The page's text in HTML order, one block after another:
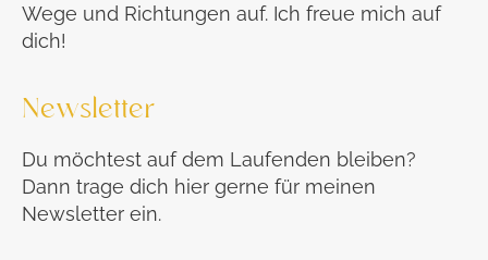
Wege und Richtungen auf. Ich freue mich auf
dich!
Newsletter
Du möchtest auf dem Laufenden bleiben?
Dann trage dich hier gerne für meinen
Newsletter ein.